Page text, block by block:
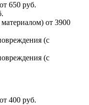
650 руб.
от 3900
(с
(с
от 400 руб.